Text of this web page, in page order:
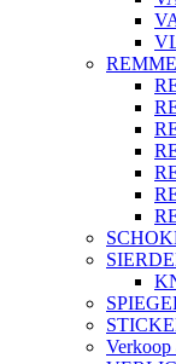
Verkoop